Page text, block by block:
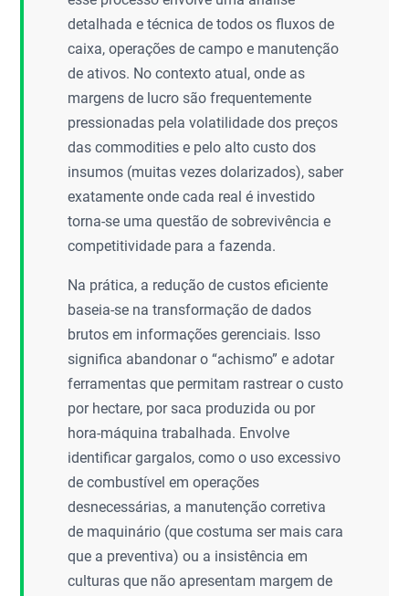
detalhada e técnica de todos os fluxos de
caixa, operações de campo e manutenção
de ativos. No contexto atual, onde as
margens de lucro são frequentemente
pressionadas pela volatilidade dos preços
das commodities e pelo alto custo dos
insumos (muitas vezes dolarizados), saber
exatamente onde cada real é investido
torna-se uma questão de sobrevivência e
competitividade para a fazenda.
Na prática, a redução de custos eficiente
baseia-se na transformação de dados
brutos em informações gerenciais. Isso
significa abandonar o “achismo” e adotar
ferramentas que permitam rastrear o custo
por hectare, por saca produzida ou por
hora-máquina trabalhada. Envolve
identificar gargalos, como o uso excessivo
de combustível em operações
desnecessárias, a manutenção corretiva
de maquinário (que costuma ser mais cara
que a preventiva) ou a insistência em
culturas que não apresentam margem de